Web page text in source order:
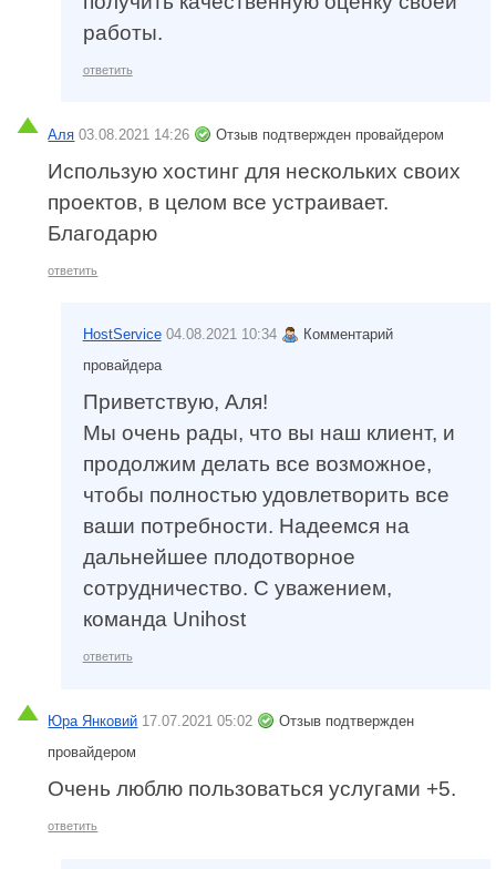
работы.
ответить
Аля 03.08.2021 14:26 Отзыв подтвержден провайдером
Использую хостинг для нескольких своих
проектов, в целом все устраивает.
Благодарю
ответить
HostService 04.08.2021 10:34
Комментарий
провайдера
Приветствую, Аля!
Мы очень рады, что вы наш клиент, и
продолжим делать все возможное,
чтобы полностью удовлетворить все
ваши потребности. Надеемся на
дальнейшее плодотворное
сотрудничество. С уважением,
команда Unihost
ответить
Юра Янковий 17.07.2021 05:02
Отзыв подтвержден
провайдером
Очень люблю пользоваться услугами +5.
ответить